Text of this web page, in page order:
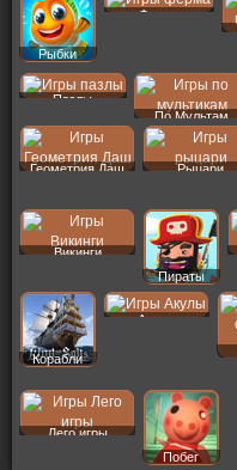
Рыбки
Ферма
Пазлы
По Мультам
Геометрия Даш Рыцари
Викинги
Пираты
Корабли
Акулы
Лего игры
Побег